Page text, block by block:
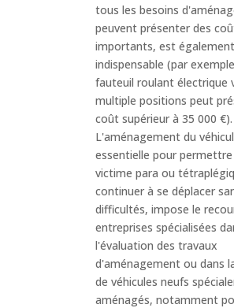
tous les besoins
peuvent présenter des
importants, est également
indispensable (par
fauteuil roulant électrique
multiple positions peut
coût supérieur à 35 000 €).
L'aménagement du
essentielle pour permettre
victime para ou
continuer à se déplacer
difficultés, impose le
entreprises spécialisées
l'évaluation des travaux
d'aménagement ou dans
de véhicules neufs
aménagés, notamment